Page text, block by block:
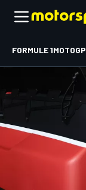
FORMULE 1MOTOGP